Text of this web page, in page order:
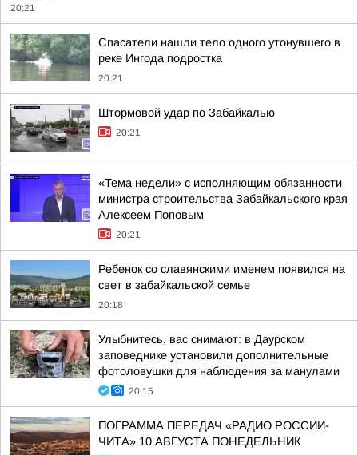
20:21
Спасатели нашли тело одного утонувшего в
реке Ингода подростка
20:21
Штормовой удар по Забайкалью
20:21
«Тема недели» с исполняющим обязанности
министра строительства Забайкальского края
Алексеем Поповым
20:21
Ребенок со славянскими именем появился на
свет в забайкальской семье
20:18
Улыбнитесь, вас снимают: в Даурском
заповеднике установили дополнительные
фотоловушки для наблюдения за манулами
20:15
ПОГРАММА ПЕРЕДАЧ «РАДИО РОССИИ-
ЧИТА» 10 АВГУСТА ПОНЕДЕЛЬНИК